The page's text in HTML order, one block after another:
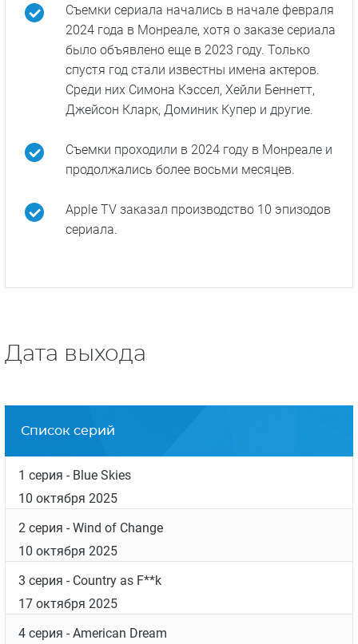
Съемки сериала начались в начале февраля
2024 года в Монреале, хотя о заказе сериала
было объявлено еще в 2023 году. Только
спустя год стали известны имена актеров.
Среди них Симона Кэссел, Хейли Беннетт,
Джейсон Кларк, Доминик Купер и другие.
Съемки проходили в 2024 году в Монреале и
продолжались более восьми месяцев.
Apple TV заказал производство 10 эпизодов
сериала.
Дата выхода
Список серий
1 серия - Blue Skies
10 октября 2025
2 серия - Wind of Change
10 октября 2025
3 серия - Country as F**k
17 октября 2025
4 серия - American Dream